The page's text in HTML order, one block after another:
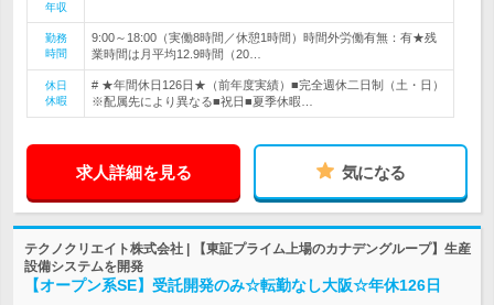
年収
勤務
時間
9:00～18:00（実働8時間／休憩1時間）時間外労働有無：有★残
業時間は月平均12.9時間（20…
休日
休暇
# ★年間休日126日★（前年度実績）■完全週休二日制（土・日）
※配属先により異なる■祝日■夏季休暇…
求人詳細を見る 気になる
テクノクリエイト株式会社 | 【東証プライム上場のカナデングループ】生産
設備システムを開発
【オープン系SE】受託開発のみ☆転勤なし大阪☆年休126日